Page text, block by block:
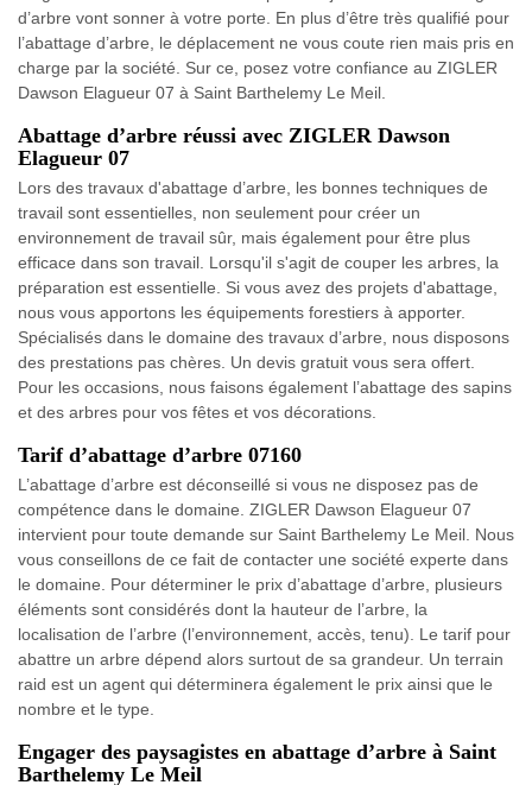
d’arbre vont sonner à votre porte. En plus d’être très qualifié pour
l’abattage d’arbre, le déplacement ne vous coute rien mais pris en
charge par la société. Sur ce, posez votre confiance au ZIGLER
Dawson Elagueur 07 à Saint Barthelemy Le Meil.
Abattage d’arbre réussi avec ZIGLER Dawson
Elagueur 07
Lors des travaux d'abattage d’arbre, les bonnes techniques de
travail sont essentielles, non seulement pour créer un
environnement de travail sûr, mais également pour être plus
efficace dans son travail. Lorsqu'il s'agit de couper les arbres, la
préparation est essentielle. Si vous avez des projets d'abattage,
nous vous apportons les équipements forestiers à apporter.
Spécialisés dans le domaine des travaux d’arbre, nous disposons
des prestations pas chères. Un devis gratuit vous sera offert.
Pour les occasions, nous faisons également l’abattage des sapins
et des arbres pour vos fêtes et vos décorations.
Tarif d’abattage d’arbre 07160
L’abattage d’arbre est déconseillé si vous ne disposez pas de
compétence dans le domaine. ZIGLER Dawson Elagueur 07
intervient pour toute demande sur Saint Barthelemy Le Meil. Nous
vous conseillons de ce fait de contacter une société experte dans
le domaine. Pour déterminer le prix d’abattage d’arbre, plusieurs
éléments sont considérés dont la hauteur de l’arbre, la
localisation de l’arbre (l’environnement, accès, tenu). Le tarif pour
abattre un arbre dépend alors surtout de sa grandeur. Un terrain
raid est un agent qui déterminera également le prix ainsi que le
nombre et le type.
Engager des paysagistes en abattage d’arbre à Saint
Barthelemy Le Meil